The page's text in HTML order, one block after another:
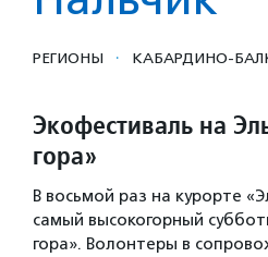
РЕГИОНЫ · КАБАРДИНО-
Экофестиваль на
гора»
В восьмой раз на курорте
самый высокогорный
гора». Волонтеры в